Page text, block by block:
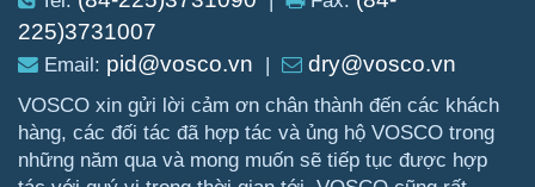
225)3731007
Email: pid@vosco.vn dry@vosco.vn
VOSCO xin gửi lời cảm ơn chân thành đến các khách
hàng, các đối tác đã hợp tác và ủng hộ VOSCO trong
những năm qua và mong muốn sẽ tiếp tục được hợp